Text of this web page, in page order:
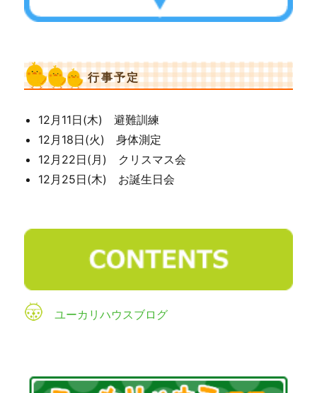
行事予定
12月11日(木) 避難訓練
12月18日(火) 身体測定
12月22日(月) クリスマス会
12月25日(木) お誕生日会
ユーカリハウスブログ